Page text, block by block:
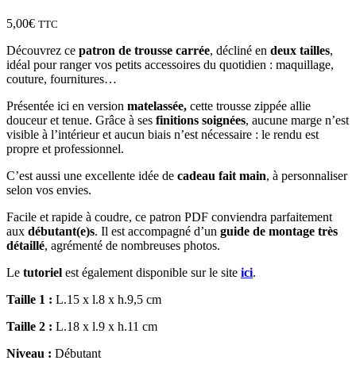
5,00€ TTC
Découvrez ce patron de trousse carrée, décliné en deux tailles,
idéal pour ranger vos petits accessoires du quotidien : maquillage,
couture, fournitures…
Présentée ici en version matelassée, cette trousse zippée allie
douceur et tenue. Grâce à ses finitions soignées, aucune marge n’est
visible à l’intérieur et aucun biais n’est nécessaire : le rendu est
propre et professionnel.
C’est aussi une excellente idée de cadeau fait main, à personnaliser
selon vos envies.
Facile et rapide à coudre, ce patron PDF conviendra parfaitement
aux débutant(e)s. Il est accompagné d’un guide de montage très
détaillé, agrémenté de nombreuses photos.
Le tutoriel est également disponible sur le site ici.
Taille 1 : L.15 x l.8 x h.9,5 cm
Taille 2 : L.18 x l.9 x h.11 cm
Niveau : Débutant